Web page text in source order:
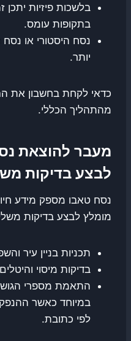
בלשכות פיזיות
בתקופות עומס.
נסח היסטורי או
יותר.
כדאי לקחת בחשבון את
מהתהליך הכללי.
מעבר להוצאת
לבצע בדיקות
נסח טאבו מספק מידע
מומלץ לבצע בדיקות
תכניות בניין עיר
בדיקות מיסוי
התאמת מספרי
במיוחד כאשר
לפי כתובת.